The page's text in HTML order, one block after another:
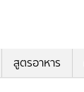
สูตรอาหาร